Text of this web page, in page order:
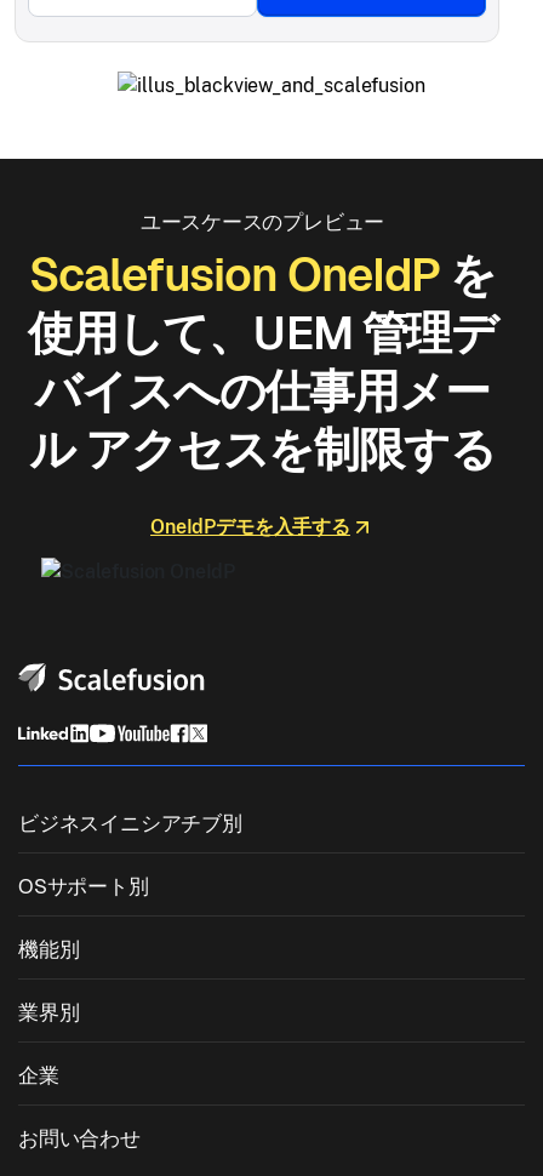
ユースケースのプレビュー
Scalefusion OneIdPを
使用して、UEM 管理デ
バイスへの仕事用メー
ル アクセスを制限する
OneIdPデモを入手する
ビジネスイニシアチブ別
キオスクソフトウェア
私物デバイスの持ち込み (BYOD)
OSサポート別
iOS管理
Linux管理
機能別
条件付きアクセス
業界別
企業
お問い合わせ